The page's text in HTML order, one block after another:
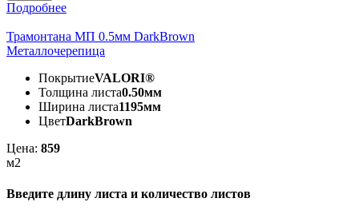
Подробнее
Трамонтана МП 0.5мм DarkBrown
Металлочерепица
ПокрытиеVALORI®
Толщина листа0.50мм
Ширина листа1195мм
ЦветDarkBrown
Цена: 859
м2
Введите длину листа и количество листов